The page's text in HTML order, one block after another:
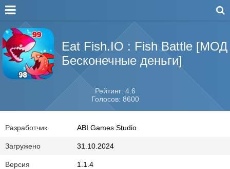
Eat Fish.IO : Fish Battle [МОД
Бесконечные деньги]
Рейтинг: 4.6
Голосов: 8600
Разработчик ABI Games Studio
Загружено 31.10.2024
Версия 1.1.4